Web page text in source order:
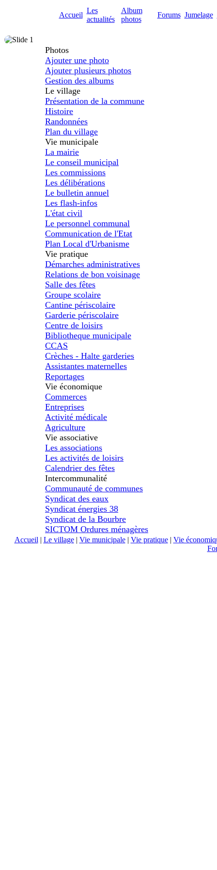
Accueil
Les
actualités
Album
photos
Forums Jumelage
Photos
Ajouter une photo
Ajouter plusieurs photos
Gestion des albums
Le village
Présentation de la commune
Histoire
Randonnées
Plan du village
Vie municipale
La mairie
Le conseil municipal
Les commissions
Les délibérations
Le bulletin annuel
Les flash-infos
L'état civil
Le personnel communal
Communication de l'Etat
Plan Local d'Urbanisme
Vie pratique
Démarches administratives
Relations de bon voisinage
Salle des fêtes
Groupe scolaire
Cantine périscolaire
Garderie périscolaire
Centre de loisirs
Bibliotheque municipale
CCAS
Crèches - Halte garderies
Assistantes maternelles
Reportages
Vie économique
Commerces
Entreprises
Activité médicale
Agriculture
Vie associative
Les associations
Les activités de loisirs
Calendrier des fêtes
Intercommunalité
Communauté de communes
Syndicat des eaux
Syndicat énergies 38
Syndicat de la Bourbre
SICTOM Ordures ménagères
Accueil | Le village| Vie municipale| Vie pratique| Vie